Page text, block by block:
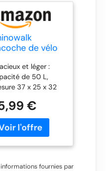
de vélo
pour
bagages
vélo avec
de
-
de
-
et léger :
de 50 L,
37 x 25 x 32
pèse 2,5 kg.
une
de pluie, des
réglables et
bandes
longs trajets Anti-
€
fournies par